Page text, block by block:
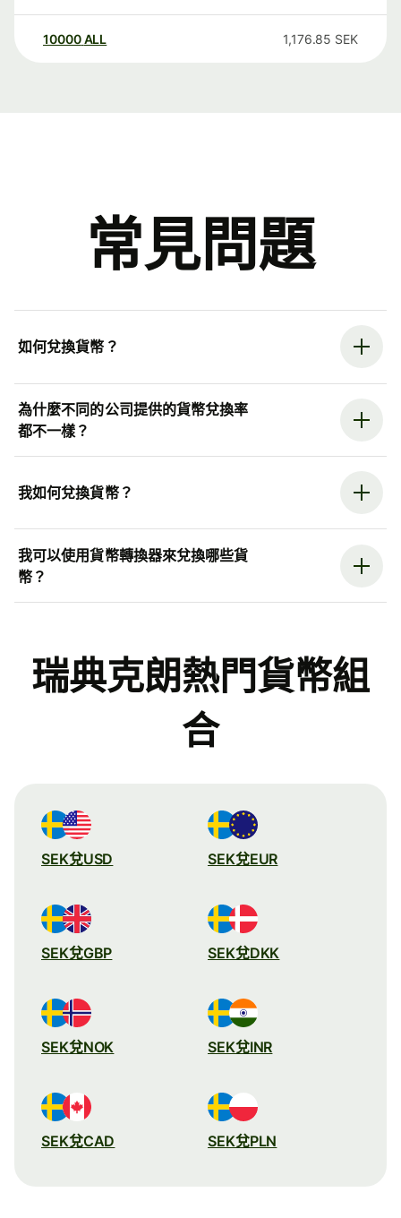
10000 ALL 1,176.85 SEK
常見問題
如何兌換貨幣？
為什麼不同的公司提供的貨幣兌換率
都不一樣？
我如何兌換貨幣？
我可以使用貨幣轉換器來兌換哪些貨
幣？
瑞典克朗熱門貨幣組
合
SEK兌USD SEK兌EUR
SEK兌GBP SEK兌DKK
SEK兌NOK SEK兌INR
SEK兌CAD SEK兌PLN